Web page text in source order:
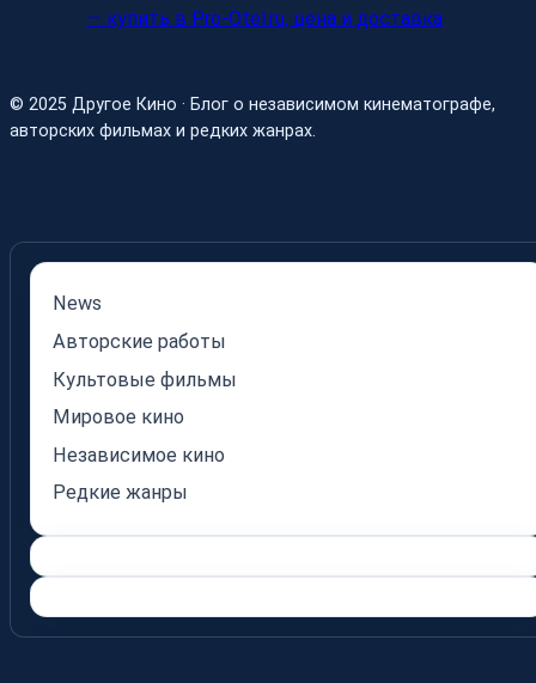
— купить в Pro-Otel.ru, цена и доставка
© 2025 Другое Кино · Блог о независимом кинематографе,
авторских фильмах и редких жанрах.
News
Авторские работы
Культовые фильмы
Мировое кино
Независимое кино
Редкие жанры